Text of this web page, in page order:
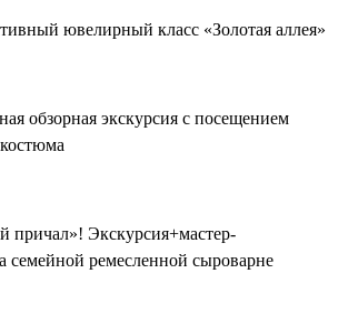
ювелирный класс «Золотая аллея»
обзорная экскурсия с посещением
причал»! Экскурсия+мастер-
семейной ремесленной сыроварне